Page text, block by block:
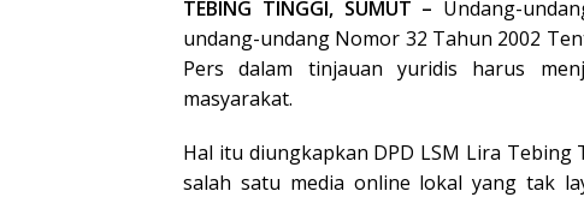
TEBING TINGGI, SUMUT – Undang-
undang-undang Nomor 32 Tahun 2002
Pers dalam tinjauan yuridis harus
masyarakat.
Hal itu diungkapkan DPD LSM Lira
salah satu media online lokal yang tak